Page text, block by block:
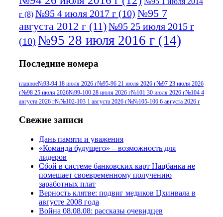
г (8) №95 4 июля 2017 г (10) №95 7
августа 2012 г (11)№95 25 июля 2015 г
(10) №95 28 июля 2016 г (14)
июля 2017 г(11)№96 9 августа 2012
г(13) №96 28 июля 2015 г(9) №96+97 3
июля 2014 г(10)№96+97 30 июля
июля 2017 г
2012 г(15)№97 30 июля 2015 г
(15)№98 1 августа 2015 г
августа 2016 г(10)№98 5 июля 2014 г(10)
№98 8 августа 2013 г
августа 2012 г(14)
Последние номера
главное№93-94 18 июля 2026 г№95-96 21 июля 2026 г№97 23 июля 2026
г№98 25 июля 2026№99-100 28 июля 2026 г№101 30 июля 2026 г№104 4
августа 2026 г№№102-103 1 августа 2026 г№№105-106 6 августа 2026 г
Свежие записи
Дань памяти и уважения
«Команда будущего» – возможность для
лидеров
Сбой в системе банковских карт Нацбанка не
помешает своевременному получению
заработных плат
Верность клятве: подвиг медиков Цхинвала в
августе 2008 года
Война 08.08.08: рассказы очевидцев